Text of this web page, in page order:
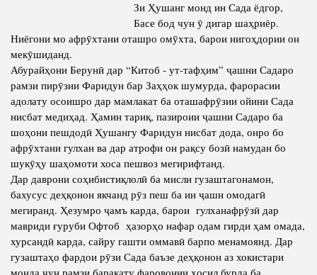
Зи Ҳушанг монд ин Сада ёдгор,
Басе бод чун ӯ дигар шаҳриёр.
Ниёгони мо афрӯхтани оташро омӯхта, барои нигоҳдории он
мекӯшиданд.
Абурайҳони Берунӣ дар “Китоб - ут-тафҳим” ҷашни Садаро
рамзи пирӯзии Фаридун бар Заҳҳок шумурда, фарорасии
адолату осоишро дар мамлакат ба оташафрӯзии ойини Сада
нисбат медиҳад. Ҳамин тариқ, пазироии ҷашни Садаро ба
шоҳони пешдодӣ Ҳушангу Фаридун нисбат дода, онро бо
афрӯхтани гулхан ва дар атрофи он рақсу бозӣ намудан бо
шукӯҳу шаҳомоти хоса пешвоз мегирифтанд.
Дар даврони соҳибистиқлолӣ ба мисли гузаштагонамон,
бахусус деҳқонон якчанд рӯз пеш ба ин ҷашн омодагӣ
мегиранд. Ҳезумро ҷамъ карда, барои гулханафрӯзӣ дар
мавриди ғуруби Офтоб ҳазорҳо нафар одам гирди ҳам омада,
хурсандӣ карда, сайру гашти оммавӣ барпо менамоянд. Дар
гузаштаҳо фардои рӯзи Сада баъзе деҳқонон аз хокистари
монда чун рамзи баракату фаровонии ҳосил бурда ба